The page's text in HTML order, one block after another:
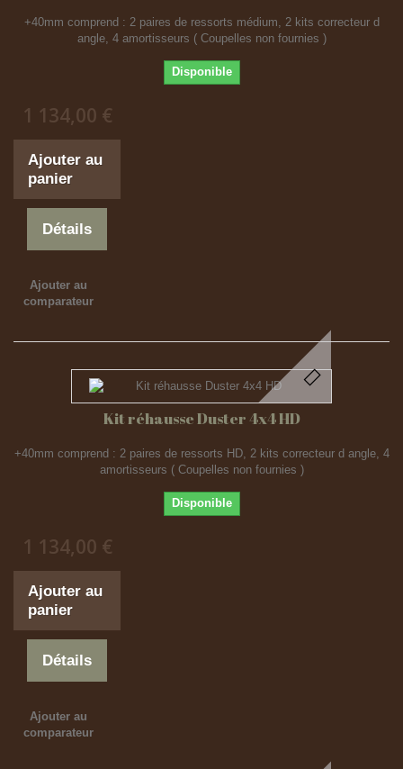
+40mm comprend : 2 paires de ressorts médium, 2 kits correcteur d
angle, 4 amortisseurs ( Coupelles non fournies )
Disponible
1 134,00 €
Ajouter au
panier
Détails
Ajouter au
comparateur
Kit réhausse Duster 4x4 HD
+40mm comprend : 2 paires de ressorts HD, 2 kits correcteur d angle, 4
amortisseurs ( Coupelles non fournies )
Disponible
1 134,00 €
Ajouter au
panier
Détails
Ajouter au
comparateur